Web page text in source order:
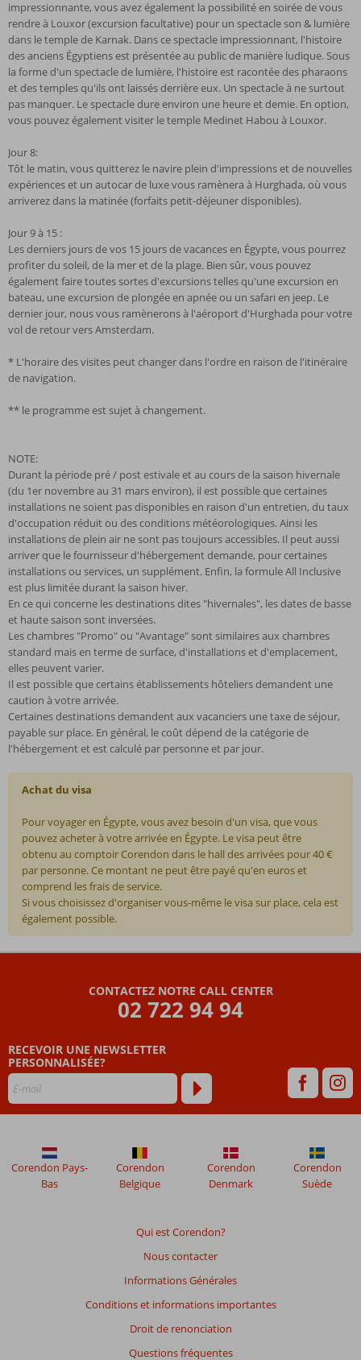
impressionnante, vous avez également la possibilité en soirée de vous
rendre à Louxor (excursion facultative) pour un spectacle son & lumière
dans le temple de Karnak. Dans ce spectacle impressionnant, l'histoire
des anciens Égyptiens est présentée au public de manière ludique. Sous
la forme d'un spectacle de lumière, l'histoire est racontée des pharaons
et des temples qu'ils ont laissés derrière eux. Un spectacle à ne surtout
pas manquer. Le spectacle dure environ une heure et demie. En option,
vous pouvez également visiter le temple Medinet Habou à Louxor.
Jour 8:
Tôt le matin, vous quitterez le navire plein d'impressions et de nouvelles
expériences et un autocar de luxe vous ramènera à Hurghada, où vous
arriverez dans la matinée (forfaits petit-déjeuner disponibles).
Jour 9 à 15 :
Les derniers jours de vos 15 jours de vacances en Égypte, vous pourrez
profiter du soleil, de la mer et de la plage. Bien sûr, vous pouvez
également faire toutes sortes d'excursions telles qu'une excursion en
bateau, une excursion de plongée en apnée ou un safari en jeep. Le
dernier jour, nous vous ramènerons à l'aéroport d'Hurghada pour votre
vol de retour vers Amsterdam.
* L'horaire des visites peut changer dans l'ordre en raison de l'itinéraire
de navigation.
** le programme est sujet à changement.
NOTE:
Durant la période pré / post estivale et au cours de la saison hivernale
(du 1er novembre au 31 mars environ), il est possible que certaines
installations ne soient pas disponibles en raison d'un entretien, du taux
d'occupation réduit ou des conditions météorologiques. Ainsi les
installations de plein air ne sont pas toujours accessibles. Il peut aussi
arriver que le fournisseur d'hébergement demande, pour certaines
installations ou services, un supplément. Enfin, la formule All Inclusive
est plus limitée durant la saison hiver.
En ce qui concerne les destinations dites "hivernales", les dates de basse
et haute saison sont inversées.
Les chambres "Promo" ou "Avantage" sont similaires aux chambres
standard mais en terme de surface, d'installations et d'emplacement,
elles peuvent varier.
Il est possible que certains établissements hôteliers demandent une
caution à votre arrivée.
Certaines destinations demandent aux vacanciers une taxe de séjour,
payable sur place. En général, le coût dépend de la catégorie de
l'hébergement et est calculé par personne et par jour.
Achat du visa
Pour voyager en Égypte, vous avez besoin d'un visa, que vous
pouvez acheter à votre arrivée en Égypte. Le visa peut être
obtenu au comptoir Corendon dans le hall des arrivées pour 40 €
par personne. Ce montant ne peut être payé qu'en euros et
comprend les frais de service.
Si vous choisissez d'organiser vous-même le visa sur place, cela est
également possible.
après
leur
séjour
dans
Nil
CONTACTEZ NOTRE CALL CENTER
02 722 94 94
RECEVOIR UNE NEWSLETTER
PERSONNALISÉE?
Qui est Corendon?
Nous contacter
Informations Générales
Conditions et informations importantes
Droit de renonciation
Questions fréquentes
Corendon Pays-
Bas
Corendon
Belgique
Corendon
Denmark
Corendon
Suède